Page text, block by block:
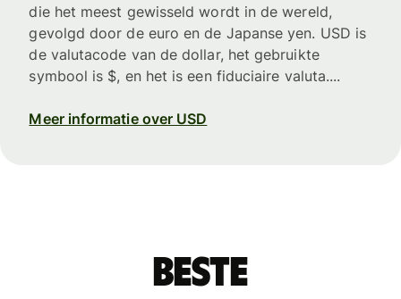
die het meest gewisseld wordt in de wereld,
gevolgd door de euro en de Japanse yen. USD is
de valutacode van de dollar, het gebruikte
symbool is $, en het is een fiduciaire valuta....
Meer informatie over USD
Beste